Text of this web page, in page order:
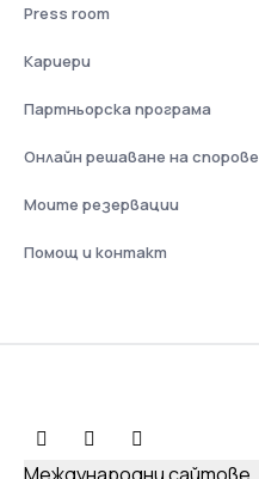
Press room
Кариери
Партньорска програма
Онлайн решаване на спорове
Моите резервации
Помощ и контакт